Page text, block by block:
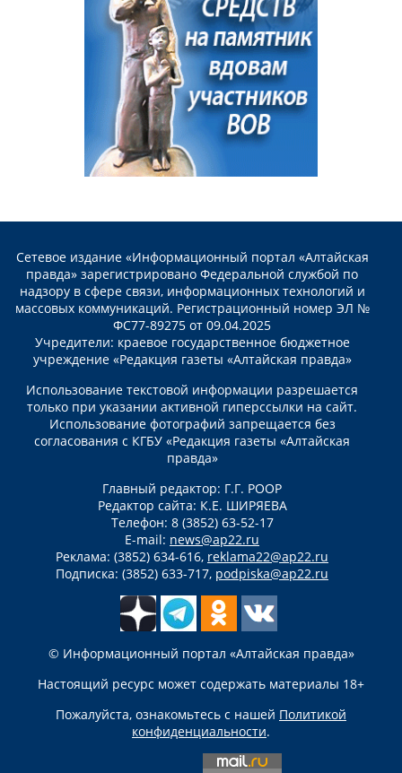
Сетевое издание «Информационный портал «Алтайская
правда» зарегистрировано Федеральной службой по
надзору в сфере связи, информационных технологий и
массовых коммуникаций. Регистрационный номер ЭЛ №
ФС77-89275 от 09.04.2025
Учредители: краевое государственное бюджетное
учреждение «Редакция газеты «Алтайская правда»
Использование текстовой информации разрешается
только при указании активной гиперссылки на сайт.
Использование фотографий запрещается без
согласования с КГБУ «Редакция газеты «Алтайская
правда»
Главный редактор: Г.Г. РООР
Редактор сайта: К.Е. ШИРЯЕВА
Телефон: 8 (3852) 63-52-17
E-mail: news@ap22.ru
Реклама: (3852) 634-616, reklama22@ap22.ru
Подписка: (3852) 633-717, podpiska@ap22.ru
© Информационный портал «Алтайская правда»
Настоящий ресурс может содержать материалы 18+
Пожалуйста, ознакомьтесь с нашей Политикой
конфиденциальности.